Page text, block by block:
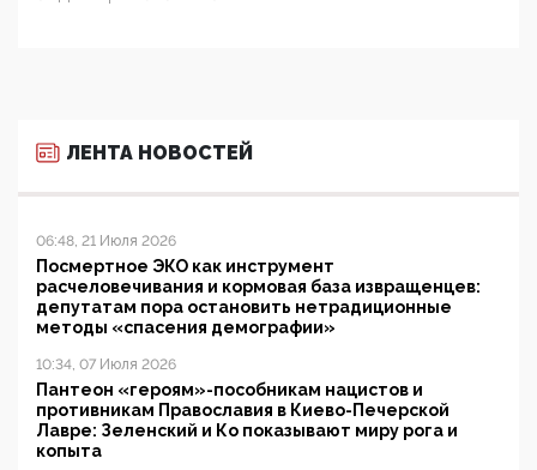
ЛЕНТА НОВОСТЕЙ
06:48, 21 Июля 2026
Посмертное ЭКО как инструмент
расчеловечивания и кормовая база извращенцев:
депутатам пора остановить нетрадиционные
методы «спасения демографии»
10:34, 07 Июля 2026
Пантеон «героям»-пособникам нацистов и
противникам Православия в Киево-Печерской
Лавре: Зеленский и Ко показывают миру рога и
копыта